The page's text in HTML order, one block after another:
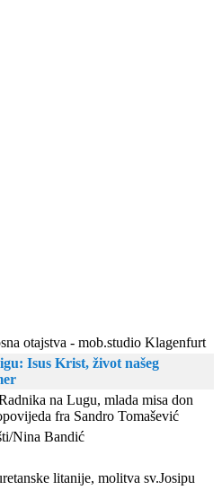
otajstva - mob.studio Klagenfurt
Isus Krist, život našeg
na Lugu, mlada misa don
fra Sandro Tomašević
Nina Bandić
litanije, molitva sv.Josipu